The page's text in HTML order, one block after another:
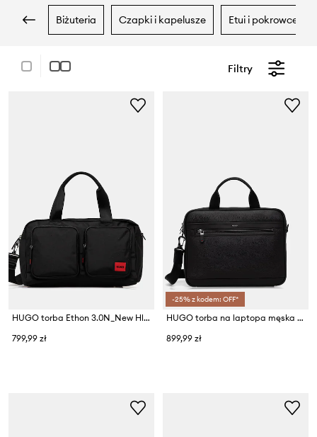
biżuteria czapki i kapelusze etui i pokrowce
Filtry
HUGO torba Ethon 3.0N_New Hldll
799,99 zł
-25% z kodem: OFF*
HUGO torba na laptopa męska HUKE_DOC CASE
899,99 zł